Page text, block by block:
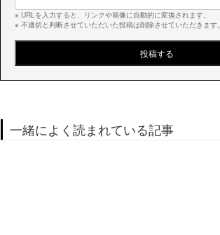
※ URLを入力すると、リンクや画像に自動的に変換されます。
※ 不適切と判断させていただいた投稿は削除させていただきます。
一緒によく読まれている記事